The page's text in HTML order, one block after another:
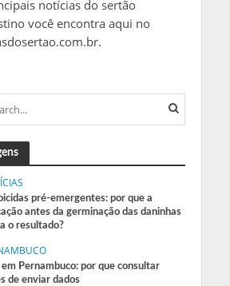
notícias do sertão
você encontra aqui no
pré-emergentes: por que a
antes da germinação das daninhas
o resultado?
em Pernambuco: por que consultar
de enviar dados